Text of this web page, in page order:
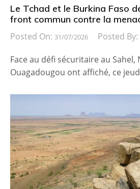
Le Tchad et le Burkina Faso
front commun contre la
Posted On: 31/07/2026 Posted By:
Face au défi sécuritaire au Sahel,
Ouagadougou ont affiché, ce